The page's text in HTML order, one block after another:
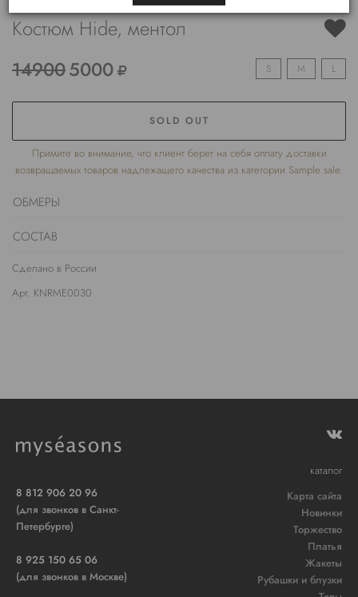
Костюм Hide, ментол
149005000 S M L
SOLD OUT
Примите во внимание, что клиент берет на себя оплату доставки
возвращаемых товаров надлежащего качества из категории Sample sale.
ОБМЕРЫ
СОСТАВ
Сделано в России
Арт. KNRME0030
8 812 906 20 96
(для звонков в Санкт-
Петербурге)
8 925 150 65 06
(для звонков в Москве)
каталог
Карта сайта
Новинки
Торжество
Платья
Жакеты
Рубашки и блузки